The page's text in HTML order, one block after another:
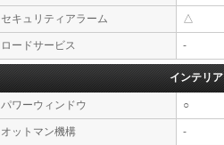
セキュリティアラーム △
ロードサービス -
インテリア
パワーウィンドウ ○
オットマン機構 -